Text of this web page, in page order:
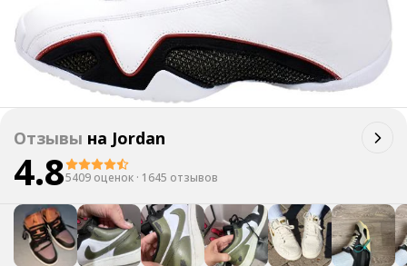
Отзывы на Jordan
4.85409 оценок · 1645 отзывов